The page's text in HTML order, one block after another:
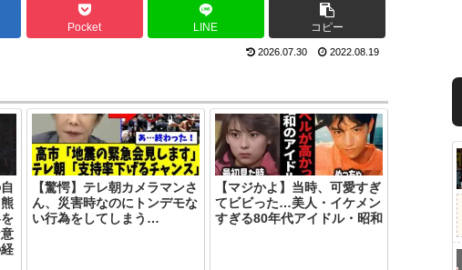
Pocket LINE コピー
2026.07.30 2022.08.19
【驚愕】テレ朝カメラマンさ
ん、災害時なのにトンデモな
い行為をしてしまう…
【マジかよ】当時、可愛すぎ
てビビった…美人・イケメン
すぎる80年代アイドル・昭和